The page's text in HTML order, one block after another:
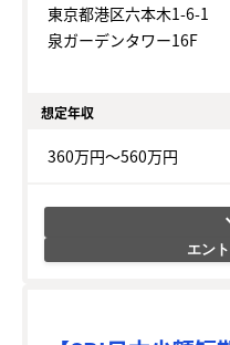
東京都港区六本木1-6-1
泉ガーデンタワー16F
想定年収
360万円～560万円
エン